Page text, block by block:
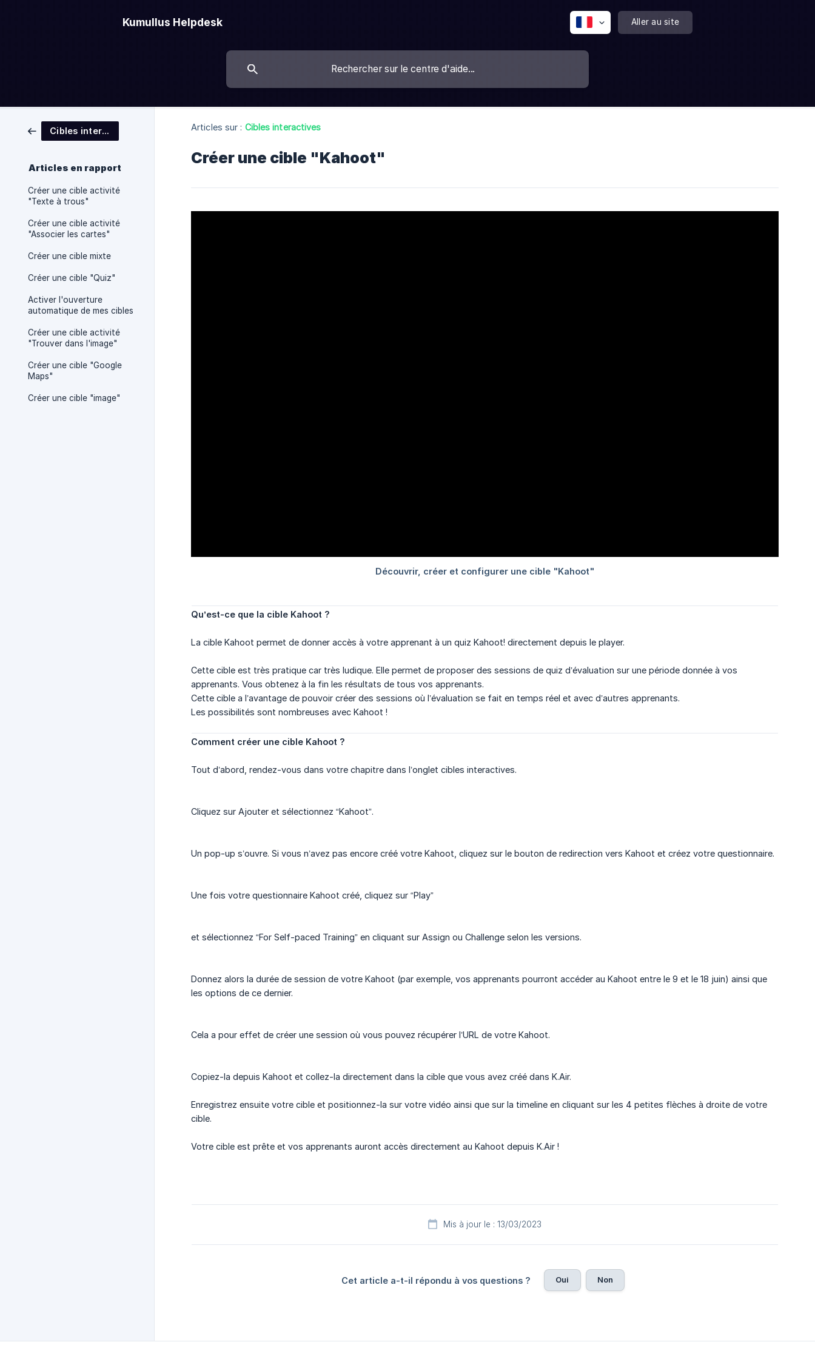
Kumullus Helpdesk Aller au site
Cibles interactives
Articles en rapport
Créer une cible activité
"Texte à trous"
Créer une cible activité
"Associer les cartes"
Créer une cible mixte
Créer une cible "Quiz"
Activer l'ouverture
automatique de mes cibles
Créer une cible activité
"Trouver dans l'image"
Créer une cible "Google
Maps"
Créer une cible "image"
Articles sur : Cibles interactives
Créer une cible "Kahoot"
Qu’est-ce que la cible Kahoot ?
La cible Kahoot permet de donner accès à votre apprenant à un quiz Kahoot! directement depuis le player.
Cette cible est très pratique car très ludique. Elle permet de proposer des sessions de quiz d’évaluation sur une période donnée à vos
apprenants. Vous obtenez à la fin les résultats de tous vos apprenants.
Cette cible a l’avantage de pouvoir créer des sessions où l’évaluation se fait en temps réel et avec d’autres apprenants.
Les possibilités sont nombreuses avec Kahoot !
Comment créer une cible Kahoot ?
Tout d’abord, rendez-vous dans votre chapitre dans l’onglet cibles interactives.
Cliquez sur Ajouter et sélectionnez “Kahoot”.
Un pop-up s’ouvre. Si vous n’avez pas encore créé votre Kahoot, cliquez sur le bouton de redirection vers Kahoot et créez votre questionnaire.
Une fois votre questionnaire Kahoot créé, cliquez sur “Play”
et sélectionnez “For Self-paced Training” en cliquant sur Assign ou Challenge selon les versions.
Donnez alors la durée de session de votre Kahoot (par exemple, vos apprenants pourront accéder au Kahoot entre le 9 et le 18 juin) ainsi que
les options de ce dernier.
Cela a pour effet de créer une session où vous pouvez récupérer l’URL de votre Kahoot.
Copiez-la depuis Kahoot et collez-la directement dans la cible que vous avez créé dans K.Air.
Enregistrez ensuite votre cible et positionnez-la sur votre vidéo ainsi que sur la timeline en cliquant sur les 4 petites flèches à droite de votre
cible.
Votre cible est prête et vos apprenants auront accès directement au Kahoot depuis K.Air !
Mis à jour le : 13/03/2023
Cet article a-t-il répondu à vos questions ? Oui Non